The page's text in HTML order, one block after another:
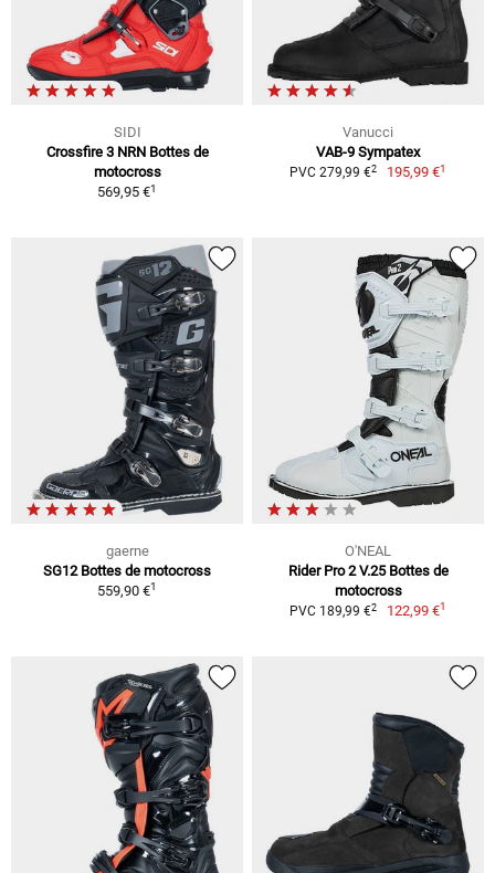
SIDI
Crossfire 3 NRN Bottes de
motocross
569,95 €1
Vanucci
VAB-9 Sympatex
PVC 279,99 €2 195,99 €1
gaerne
SG12 Bottes de motocross
559,90 €1
O'NEAL
Rider Pro 2 V.25 Bottes de
motocross
PVC 189,99 €2 122,99 €1